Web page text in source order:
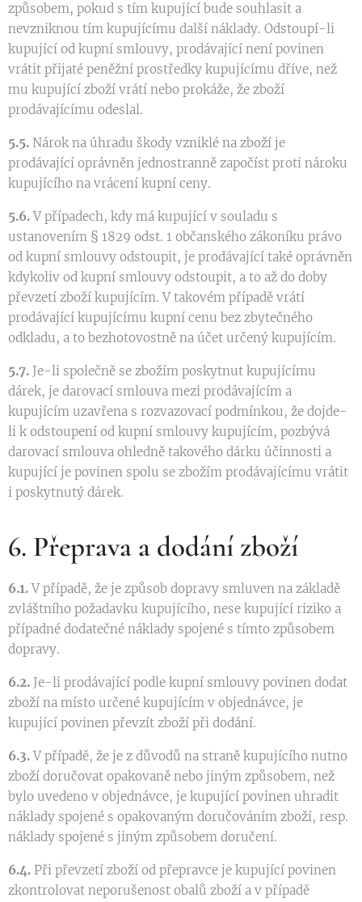
způsobem, pokud s tím kupující bude souhlasit a
nevzniknou tím kupujícímu další náklady. Odstoupí-li
kupující od kupní smlouvy, prodávající není povinen
vrátit přijaté peněžní prostředky kupujícímu dříve, než
mu kupující zboží vrátí nebo prokáže, že zboží
prodávajícímu odeslal.
5.5. Nárok na úhradu škody vzniklé na zboží je
prodávající oprávněn jednostranně započíst proti nároku
kupujícího na vrácení kupní ceny.
5.6.V případech, kdy má kupující v souladu s
ustanovením § 1829 odst. 1 občanského zákoníku právo
od kupní smlouvy odstoupit, je prodávající také oprávněn
kdykoliv od kupní smlouvy odstoupit, a to až do doby
převzetí zboží kupujícím. V takovém případě vrátí
prodávající kupujícímu kupní cenu bez zbytečného
odkladu, a to bezhotovostně na účet určený kupujícím.
5.7. Je-li společně se zbožím poskytnut kupujícímu
dárek, je darovací smlouva mezi prodávajícím a
kupujícím uzavřena s rozvazovací podmínkou, že dojde-
li k odstoupení od kupní smlouvy kupujícím, pozbývá
darovací smlouva ohledně takového dárku účinnosti a
kupující je povinen spolu se zbožím prodávajícímu vrátit
i poskytnutý dárek.
6. Přeprava a dodání zboží
6.1.V případě, že je způsob dopravy smluven na základě
zvláštního požadavku kupujícího, nese kupující riziko a
případné dodatečné náklady spojené s tímto způsobem
dopravy.
6.2. Je-li prodávající podle kupní smlouvy povinen dodat
zboží na místo určené kupujícím v objednávce, je
kupující povinen převzít zboží při dodání.
6.3.V případě, že je z důvodů na straně kupujícího nutno
zboží doručovat opakovaně nebo jiným způsobem, než
bylo uvedeno v objednávce, je kupující povinen uhradit
náklady spojené s opakovaným doručováním zboží, resp.
náklady spojené s jiným způsobem doručení.
6.4. Při převzetí zboží od přepravce je kupující povinen
zkontrolovat neporušenost obalů zboží a v případě